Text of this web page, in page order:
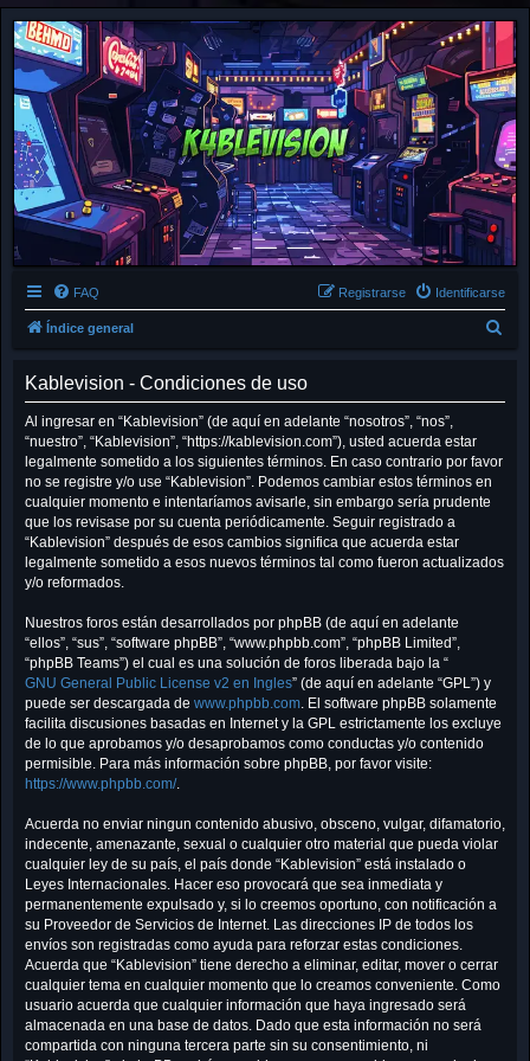
FAQ Identificarse
Registrarse
Índice general
Kablevision - Condiciones de uso
Al ingresar en “Kablevision” (de aquí en adelante “nosotros”, “nos”,
“nuestro”, “Kablevision”, “https://kablevision.com”), usted acuerda estar
legalmente sometido a los siguientes términos. En caso contrario por favor
no se registre y/o use “Kablevision”. Podemos cambiar estos términos en
cualquier momento e intentaríamos avisarle, sin embargo sería prudente
que los revisase por su cuenta periódicamente. Seguir registrado a
“Kablevision” después de esos cambios significa que acuerda estar
legalmente sometido a esos nuevos términos tal como fueron actualizados
y/o reformados.
Nuestros foros están desarrollados por phpBB (de aquí en adelante
“ellos”, “sus”, “software phpBB”, “www.phpbb.com”, “phpBB Limited”,
“phpBB Teams”) el cual es una solución de foros liberada bajo la “
GNU General Public License v2 en Ingles” (de aquí en adelante “GPL”) y
puede ser descargada de www.phpbb.com. El software phpBB solamente
facilita discusiones basadas en Internet y la GPL estrictamente los excluye
de lo que aprobamos y/o desaprobamos como conductas y/o contenido
permisible. Para más información sobre phpBB, por favor visite:
https://www.phpbb.com/.
Acuerda no enviar ningun contenido abusivo, obsceno, vulgar, difamatorio,
indecente, amenazante, sexual o cualquier otro material que pueda violar
cualquier ley de su país, el país donde “Kablevision” está instalado o
Leyes Internacionales. Hacer eso provocará que sea inmediata y
permanentemente expulsado y, si lo creemos oportuno, con notificación a
su Proveedor de Servicios de Internet. Las direcciones IP de todos los
envíos son registradas como ayuda para reforzar estas condiciones.
Acuerda que “Kablevision” tiene derecho a eliminar, editar, mover o cerrar
cualquier tema en cualquier momento que lo creamos conveniente. Como
usuario acuerda que cualquier información que haya ingresado será
almacenada en una base de datos. Dado que esta información no será
compartida con ninguna tercera parte sin su consentimiento, ni